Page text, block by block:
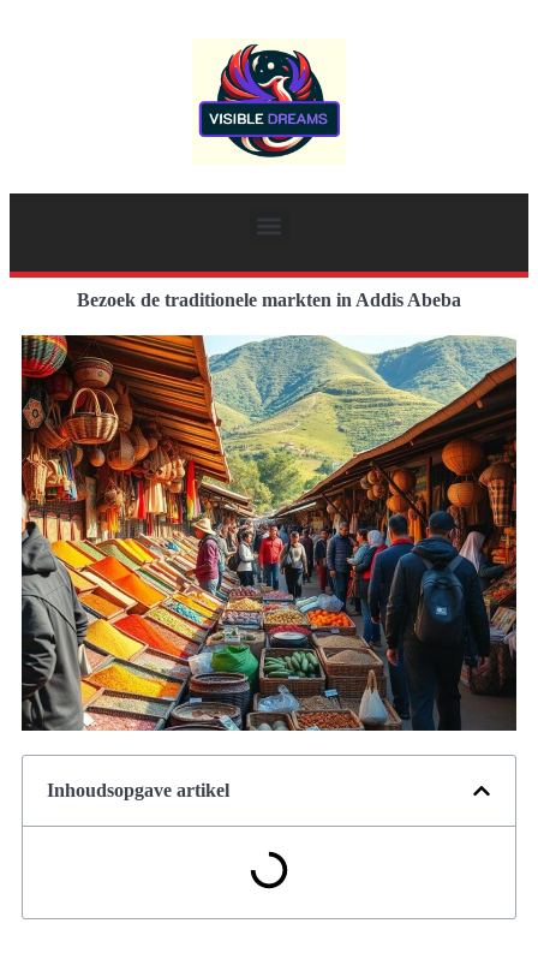
Bezoek de traditionele markten in Addis Abeba
Inhoudsopgave artikel